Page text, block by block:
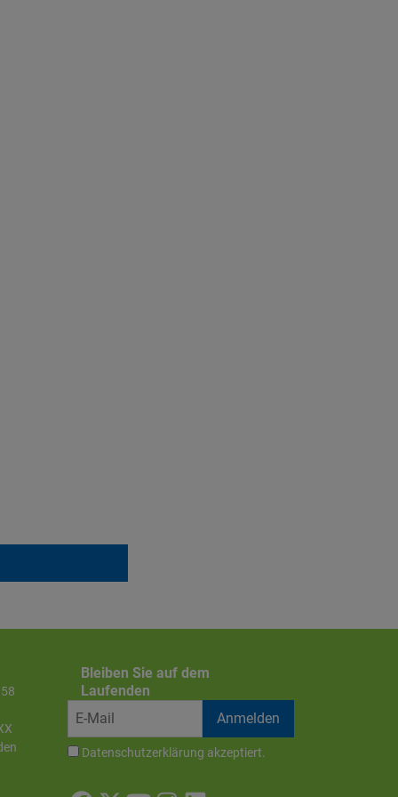
Bleiben Sie auf dem
Laufenden
Datenschutzerklärung akzeptiert.